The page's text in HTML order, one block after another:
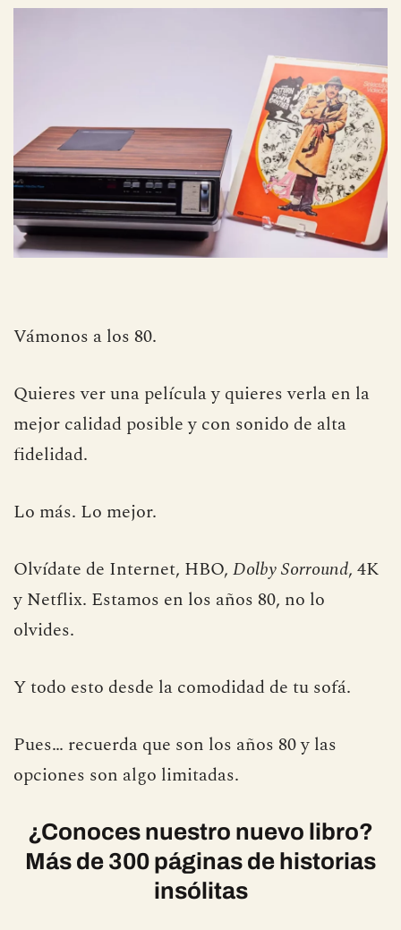
Vámonos a los 80.
Quieres ver una película y quieres verla en la
mejor calidad posible y con sonido de alta
fidelidad.
Lo más. Lo mejor.
Olvídate de Internet, HBO, Dolby Sorround, 4K
y Netflix. Estamos en los años 80, no lo
olvides.
Y todo esto desde la comodidad de tu sofá.
Pues… recuerda que son los años 80 y las
opciones son algo limitadas.
¿Conoces nuestro nuevo libro?
Más de 300 páginas de historias
insólitas